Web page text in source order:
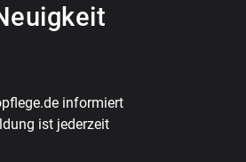
informiert
ist jederzeit